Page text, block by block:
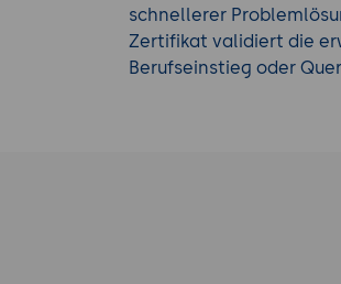
schnellerer
Zertifikat validiert die
Berufseinstieg oder